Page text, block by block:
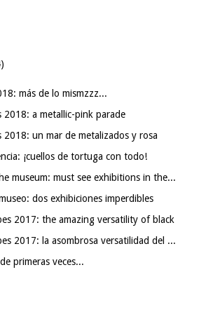
más de lo mismzzz...
2018: a metallic-pink parade
2018: un mar de metalizados y rosa
¡cuellos de tortuga con todo!
museum: must see exhibitions in the...
dos exhibiciones imperdibles
2017: the amazing versatility of black
2017: la asombrosa versatilidad del ...
primeras veces...